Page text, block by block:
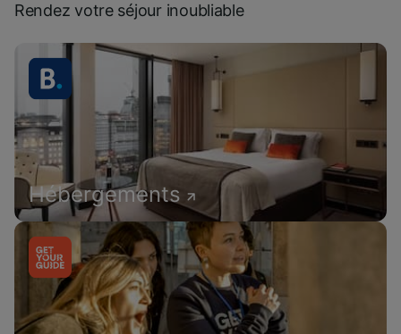
Rendez votre séjour inoubliable
Hébergements